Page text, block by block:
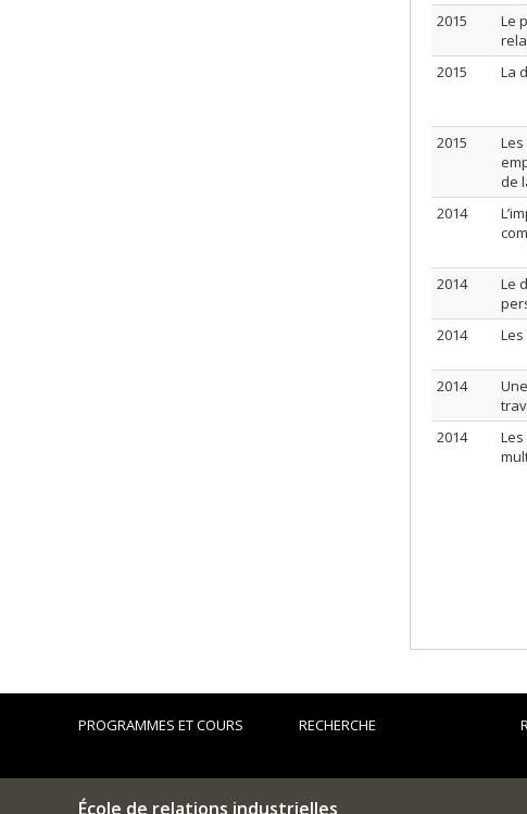
2015
Le
2015 La
2015
de
2014
2014
Le
2014
2014
2014
PROGRAMMES ET COURS RECHERCHE
École de relations industrielles